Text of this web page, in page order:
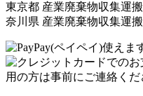
東京都 産業廃棄物収集運
奈川県 産業廃棄物収集運
用の方は事前にご連絡くだ